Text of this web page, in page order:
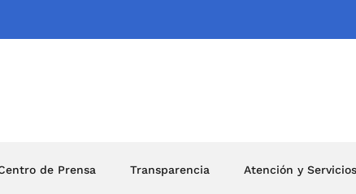
de Prensa Transparencia Atención y